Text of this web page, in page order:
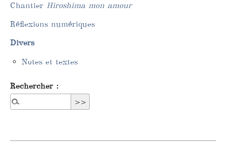
Chantier Hiroshima mon amour
Réflexions numériques
Divers
Notes et textes
Rechercher :